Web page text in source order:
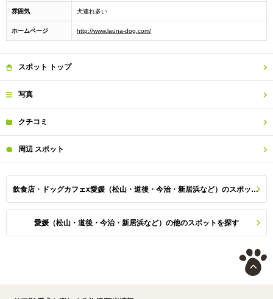
雰囲気 犬連れ多い
ホームページ http://www.launa-dog.com/
スポット トップ
写真
クチコミ
周辺 スポット
飲食店・ドッグカフェx愛媛（松山・道後・今治・新居浜など）のスポット一覧
愛媛（松山・道後・今治・新居浜など）の他のスポットを探す